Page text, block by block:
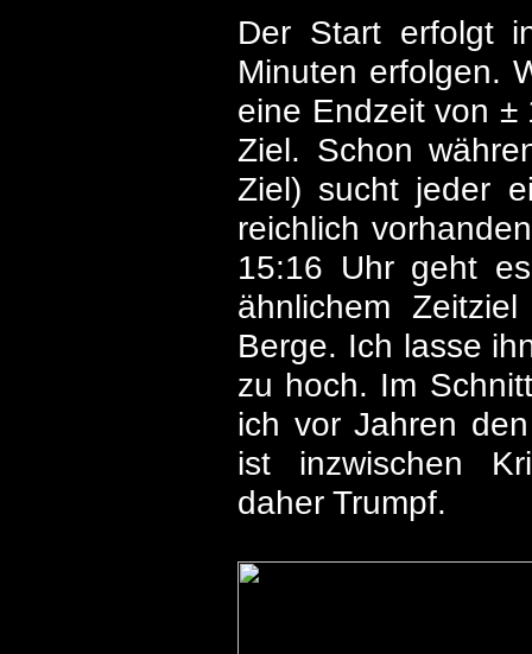
Der Start erfolgt
Minuten erfolgen.
eine Endzeit von
Ziel. Schon
Ziel) sucht jeder
reichlich
15:16 Uhr geht
ähnlichem
Berge. Ich lasse
zu hoch. Im
ich vor Jahren
ist inzwischen
daher Trumpf.